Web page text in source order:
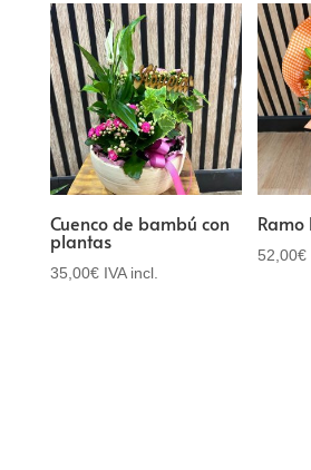
Cuenco de bambú con
plantas
35,00€ IVA incl.
Ramo
52,00€